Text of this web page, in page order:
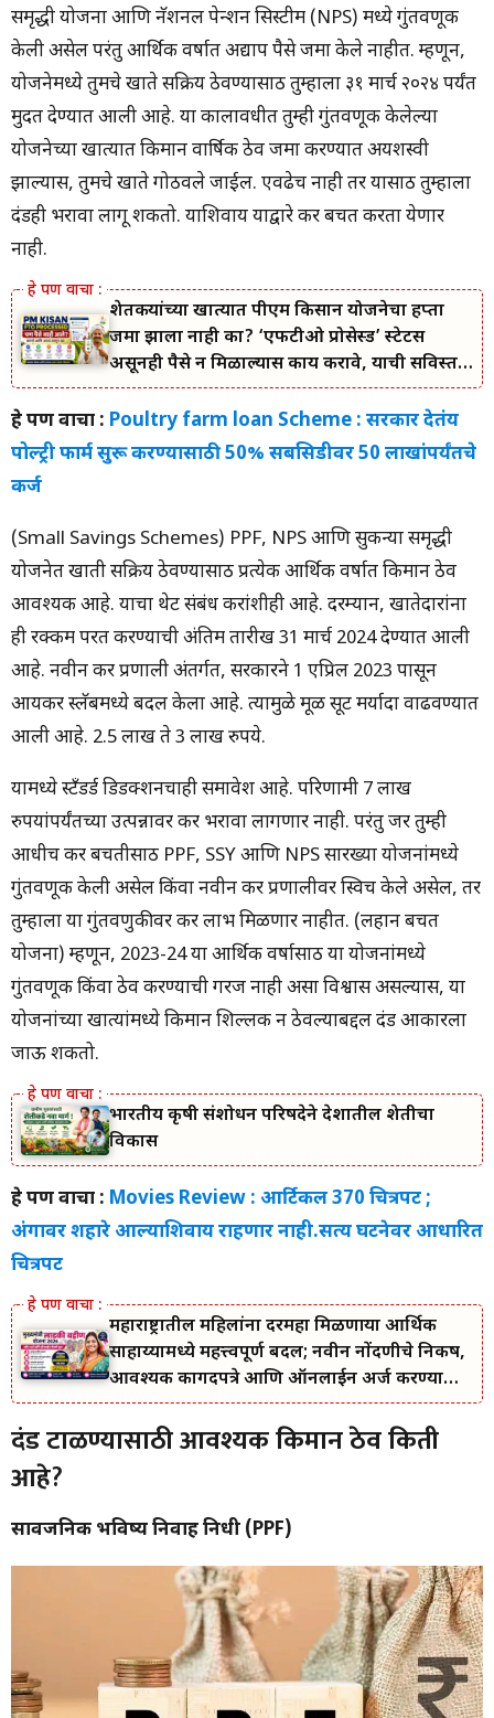
समृद्धी योजना आणि नॅशनल पेन्शन सिस्टीम (NPS) मध्ये गुंतवणूक
केली असेल परंतु आर्थिक वर्षात अद्याप पैसे जमा केले नाहीत. म्हणून,
योजनेमध्ये तुमचे खाते सक्रिय ठेवण्यासाठी तुम्हाला ३१ मार्च २०२४ पर्यंत
मुदत देण्यात आली आहे. या कालावधीत तुम्ही गुंतवणूक केलेल्या
योजनेच्या खात्यात किमान वार्षिक ठेव जमा करण्यात अयशस्वी
झाल्यास, तुमचे खाते गोठवले जाईल. एवढेच नाही तर यासाठी तुम्हाला
दंडही भरावा लागू शकतो. याशिवाय याद्वारे कर बचत करता येणार
नाही.
शेतकऱ्यांच्या खात्यात पीएम किसान योजनेचा हप्ता
जमा झाला नाही का? ‘एफटीओ प्रोसेस्ड’ स्टेटस
असूनही पैसे न मिळाल्यास काय करावे, याची सविस्तर
माहिती जाणून घ्या.
हे पण वाचा : Poultry farm loan Scheme : सरकार देतंय
पोल्ट्री फार्म सुरू करण्यासाठी 50% सबसिडीवर 50 लाखांपर्यंतचे
कर्ज
(Small Savings Schemes) PPF, NPS आणि सुकन्या समृद्धी
योजनेत खाती सक्रिय ठेवण्यासाठी प्रत्येक आर्थिक वर्षात किमान ठेव
आवश्यक आहे. याचा थेट संबंध करांशीही आहे. दरम्यान, खातेदारांना
ही रक्कम परत करण्याची अंतिम तारीख 31 मार्च 2024 देण्यात आली
आहे. नवीन कर प्रणाली अंतर्गत, सरकारने 1 एप्रिल 2023 पासून
आयकर स्लॅबमध्ये बदल केला आहे. त्यामुळे मूळ सूट मर्यादा वाढवण्यात
आली आहे. 2.5 लाख ते 3 लाख रुपये.
यामध्ये स्टँडर्ड डिडक्शनचाही समावेश आहे. परिणामी 7 लाख
रुपयांपर्यंतच्या उत्पन्नावर कर भरावा लागणार नाही. परंतु जर तुम्ही
आधीच कर बचतीसाठी PPF, SSY आणि NPS सारख्या योजनांमध्ये
गुंतवणूक केली असेल किंवा नवीन कर प्रणालीवर स्विच केले असेल, तर
तुम्हाला या गुंतवणुकीवर कर लाभ मिळणार नाहीत. (लहान बचत
योजना) म्हणून, 2023-24 या आर्थिक वर्षासाठी या योजनांमध्ये
गुंतवणूक किंवा ठेव करण्याची गरज नाही असा विश्वास असल्यास, या
योजनांच्या खात्यांमध्ये किमान शिल्लक न ठेवल्याबद्दल दंड आकारला
जाऊ शकतो.
भारतीय कृषी संशोधन परिषदेने देशातील शेतीचा
विकास
हे पण वाचा : Movies Review : आर्टिकल 370 चित्रपट ;
अंगावर शहारे आल्याशिवाय राहणार नाही.सत्य घटनेवर आधारित
चित्रपट
महाराष्ट्रातील महिलांना दरमहा मिळणाऱ्या आर्थिक
साहाय्यामध्ये महत्त्वपूर्ण बदल; नवीन नोंदणीचे निकष,
आवश्यक कागदपत्रे आणि ऑनलाईन अर्ज करण्याची
सोपी प्रक्रिया जाणून घ्या.
दंड टाळण्यासाठी आवश्यक किमान ठेव किती
आहे?
सार्वजनिक भविष्य निर्वाह निधी (PPF)